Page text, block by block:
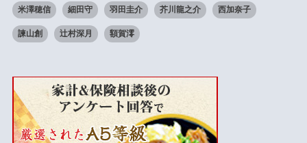
米澤穂信 細田守 羽田圭介 芥川龍之介 西加奈子
諫山創 辻村深月 額賀澪